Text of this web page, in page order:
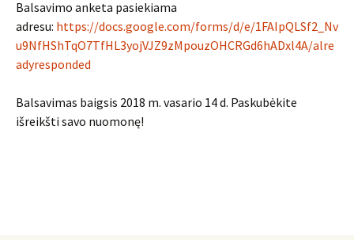
Balsavimo anketa pasiekiama
adresu: https://docs.google.com/forms/d/e/1FAIpQLSf2_Nv
u9NfHShTqO7TfHL3yojVJZ9zMpouzOHCRGd6hADxl4A/alre
adyresponded
Balsavimas baigsis 2018 m. vasario 14 d. Paskubėkite
išreikšti savo nuomonę!